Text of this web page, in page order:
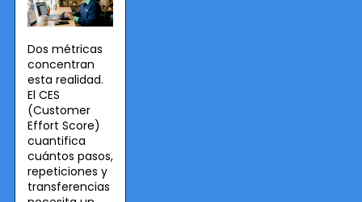
Dos métricas
concentran
esta realidad.
El CES
(Customer
Effort Score)
cuantifica
cuántos pasos,
repeticiones y
transferencias